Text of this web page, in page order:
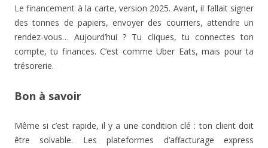
Le financement à la carte, version 2025. Avant, il fallait signer
des tonnes de papiers, envoyer des courriers, attendre un
rendez-vous… Aujourd’hui ? Tu cliques, tu connectes ton
compte, tu finances. C’est comme Uber Eats, mais pour ta
trésorerie.
Bon à savoir
Même si c’est rapide, il y a une condition clé : ton client doit
être solvable. Les plateformes d’affacturage express